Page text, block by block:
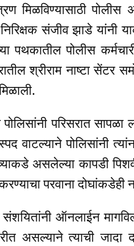
मिळविण्यासाठी पोलीस
संजीव झाडे
पथकातील पोलीस
श्रीराम नाष्टा
पोलिसांनी परिसरात
वाटल्याने पोलिसांनी
असलेल्या कापडी
परवाना दोघांकडेही
ऑनलाईन
असल्याने त्याची जादा